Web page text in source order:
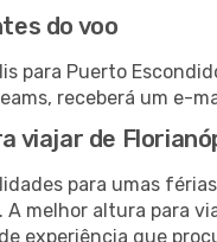
do voo
para Puerto
receberá um e-
viajar de
para umas
melhor altura para
experiência que